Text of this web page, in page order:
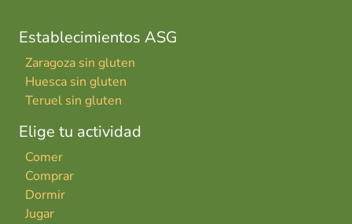
Establecimientos ASG
Zaragoza sin gluten
Huesca sin gluten
Teruel sin gluten
Elige tu actividad
Comer
Comprar
Dormir
Jugar